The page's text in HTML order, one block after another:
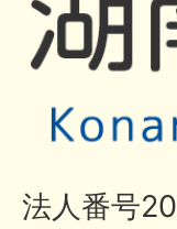
法人番号